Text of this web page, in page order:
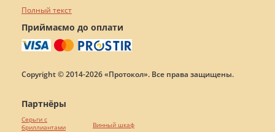
Полный текст
Приймаємо до оплати
Copyright © 2014-2026 «Протокол». Все права защищены.
Партнёры
Серьги с
бриллиантами
Винный шкаф